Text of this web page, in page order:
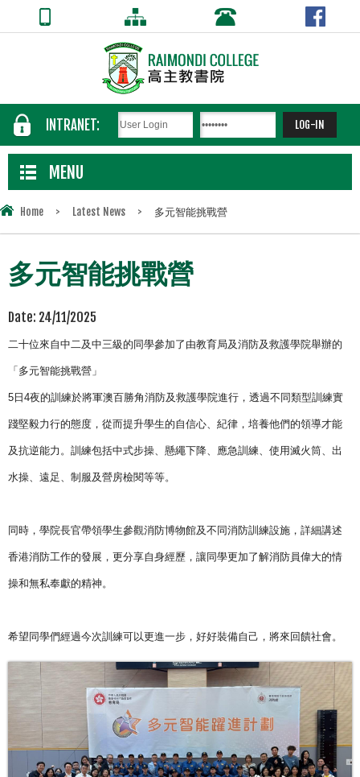
INTRANET:
MENU
Home > Latest News > 多元智能挑戰營
多元智能挑戰營
Date: 24/11/2025
二十位來自中二及中三級的同學參加了由教育局及消防及救護學院舉辦的
「多元智能挑戰營」
5日4夜的訓練於將軍澳百勝角消防及救護學院進行， 透過不同類型訓練實
踐堅毅力行的態度，從而提升學生的自信心、 紀律，培養他們的領導才能
及抗逆能力。訓練包括中式步操、 懸繩下降、應急訓練、使用滅火筒、出
水操、遠足、 制服及營房檢閱等等。
同時，學院長官帶領學生參觀消防博物館及不同消防訓練設施， 詳細講述
香港消防工作的發展，更分享自身經歷， 讓同學更加了解消防員偉大的情
操和無私奉獻的精神。
希望同學們經過今次訓練可以更進一步，好好裝備自己， 將來回饋社會。